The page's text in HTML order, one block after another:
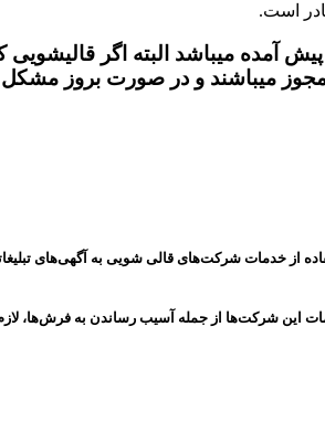
است.
میباشد البته اگر قالیشویی
مجوز میباشند و در صورت بروز
شرکت‌های قالی شویی به آگهی‌های تبلیغاتی
این شرکت‌ها از جمله آسیب رساندن به فرش‌ها،